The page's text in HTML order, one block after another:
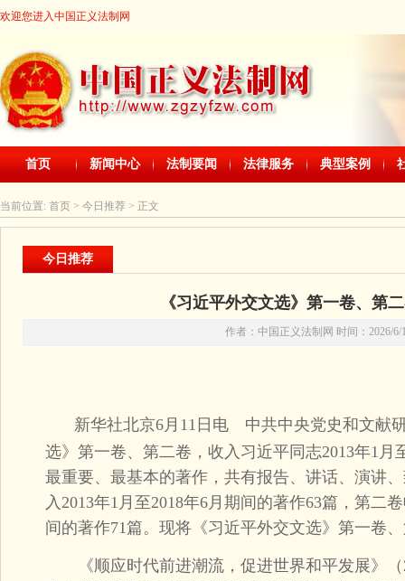
欢迎您进入中国正义法制网
首页 新闻中心 法制要闻 法律服务 典型案例
当前位置: 首页 > 今日推荐 > 正文
今日推荐
《习近平外交文选》第一卷、第
作者：中国正义法制网 时间：2026/6/
新华社北京6月11日电 中共中央党史和文献
选》第一卷、第二卷，收入习近平同志2013年1月
最重要、最基本的著作，共有报告、讲话、演讲
入2013年1月至2018年6月期间的著作63篇，第二
间的著作71篇。现将《习近平外交文选》第一卷
《顺应时代前进潮流，促进世界和平发展》（